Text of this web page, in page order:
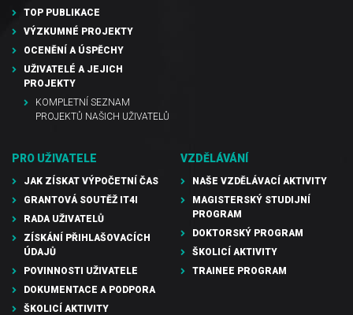
TOP PUBLIKACE
VÝZKUMNÉ PROJEKTY
OCENĚNÍ A ÚSPĚCHY
UŽIVATELÉ A JEJICH
PROJEKTY
KOMPLETNÍ SEZNAM
PROJEKTŮ NAŠICH UŽIVATELŮ
PRO UŽIVATELE
JAK ZÍSKAT VÝPOČETNÍ ČAS
GRANTOVÁ SOUTĚŽ IT4I
RADA UŽIVATELŮ
ZÍSKÁNÍ PŘIHLAŠOVACÍCH
ÚDAJŮ
POVINNOSTI UŽIVATELE
DOKUMENTACE A PODPORA
ŠKOLICÍ AKTIVITY
VZDĚLÁVÁNÍ
NAŠE VZDĚLÁVACÍ AKTIVITY
MAGISTERSKÝ STUDIJNÍ
PROGRAM
DOKTORSKÝ PROGRAM
ŠKOLICÍ AKTIVITY
TRAINEE PROGRAM